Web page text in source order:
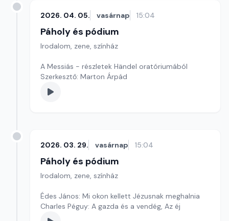
2026. 04. 05. vasárnap 15:04
Páholy és pódium
Irodalom, zene, színház
A Messiás - részletek Händel oratóriumából
Szerkesztő: Marton Árpád
2026. 03. 29. vasárnap 15:04
Páholy és pódium
Irodalom, zene, színház
Édes János: Mi okon kellett Jézusnak meghalnia
Charles Péguy: A gazda és a vendég, Az éj